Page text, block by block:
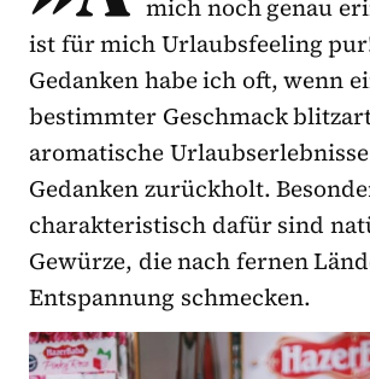
mich noch genau
ist für mich Urlaubsfeeling
Gedanken habe ich oft, wenn
bestimmter Geschmack
aromatische
Gedanken zurückholt.
charakteristisch dafür sind
Gewürze, die nach fernen
Entspannung schmecken.